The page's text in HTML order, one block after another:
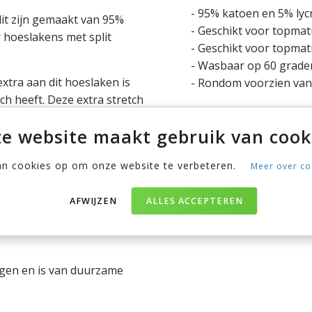
zijn gemaakt van 95%
hoeslakens met split
aan dit hoeslaken is
heeft. Deze extra stretch
het hoeslaken perfect bij
en is van duurzame
- 95% katoen en 5%
- Geschikt voor
- Geschikt voor
- Wasbaar op 60
- Rondom voorzien
website maakt gebruik van
cookies op om onze website te verbeteren. Meer over
ALLES ACCEPTEREN
AFWIJZEN